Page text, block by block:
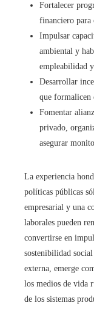
Fortalecer
financiero para
Impulsar
ambiental y
empleabilidad
Desarrollar
que formalicen
Fomentar
privado,
asegurar
La experiencia
políticas públicas
empresarial y una
laborales pueden
convertirse en
sostenibilidad
externa, emerge
los medios de vida
de los sistemas